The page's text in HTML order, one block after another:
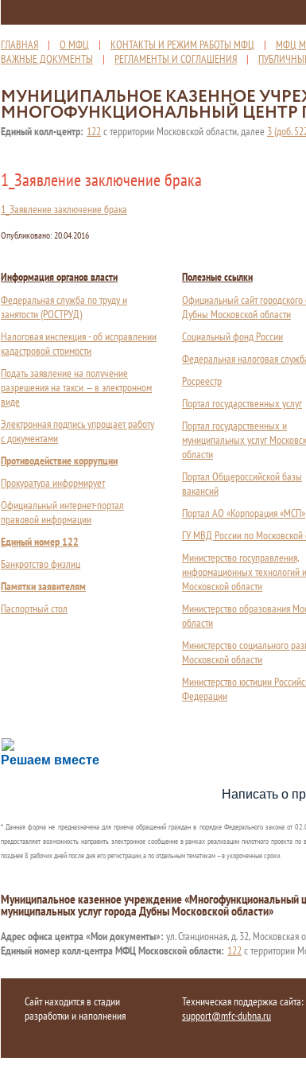
ГЛАВНАЯ | О МФЦ | КОНТАКТЫ И РЕЖИМ РАБОТЫ МФЦ | МФЦ
ВАЖНЫЕ ДОКУМЕНТЫ | РЕГЛАМЕНТЫ И СОГЛАШЕНИЯ |
МУНИЦИПАЛЬНОЕ КАЗЕННОЕ
МНОГОФУНКЦИОНАЛЬНЫЙ ЦЕНТР
Единый колл-центр: 122с территории Московской области, далее 3 (доб.
1_Заявление заключение брака
1_Заявление заключение брака
Опубликовано: 20.04.2016
Информация органов власти
Федеральная служба по труду и
занятости (РОСТРУД)
Налоговая инспекция - об исправлении
кадастровой стоимости
Подать заявление на получение
разрешения на такси — в электронном
виде
Электронная подпись упрощает работу
с документами
Противодействие коррупции
Прокуратура информирует
Официальный интернет-портал
правовой информации
Единый номер 122
Банкротство физлиц
Памятки заявителям
Паспортный стол
Полезные ссылки
Официальный сайт городского
Дубны Московской области
Социальный фонд России
Федеральная налоговая
Росреестр
Портал государственных услуг
Портал государственных и
муниципальных услуг
области
Портал Общероссийской базы
вакансий
Портал АО «Корпорация «МСП»
ГУ МВД России по Московской
Министерство госуправления,
информационных технологий
Московской области
Министерство образования
области
Министерство социального
Московской области
Министерство юстиции
Федерации
Решаем вместе
Сложности с получением социальной выплаты
Сообщите об этом
Написать о
* Данная форма не предназначена для приема обращений граждан в порядке Федерального закона
предоставляет возможность направить электронное сообщение в рамках реализации пилотного проекта
позднее 8 рабочих дней после дня его регистрации, а по отдельным тематикам – в укороченные сроки.
Муниципальное казенное учреждение «Многофункциональный
муниципальных услуг города Дубны Московской области»
Адрес офиса центра «Мои документы»: ул. Станционная, д. 32, Московская
Единый номер колл-центра МФЦ Московской области: 122с территории
Сайт находится в стадии
разработки и наполнения
Техническая поддержка сайта:
support@mfc-dubna.ru